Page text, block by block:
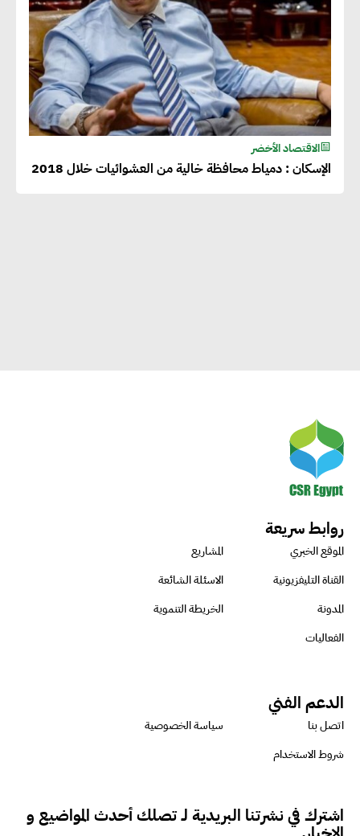
الاقتصاد الأخضر
الإسكان : دمياط محافظة خالية من العشوائيات خلال 2018
روابط سريعة
الموقع الخبري
المشاريع
القناة التليفزيونية
الاسئلة الشائعة
المدونة
الخريطة التنموية
الفعاليات
الدعم الفني
اتصل بنا
سياسة الخصوصية
شروط الاستخدام
اشترك في نشرتنا البريدية لـ تصلك أحدث المواضيع و